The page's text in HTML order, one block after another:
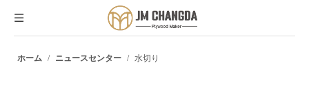
ホーム / ニュースセンター / 水切り